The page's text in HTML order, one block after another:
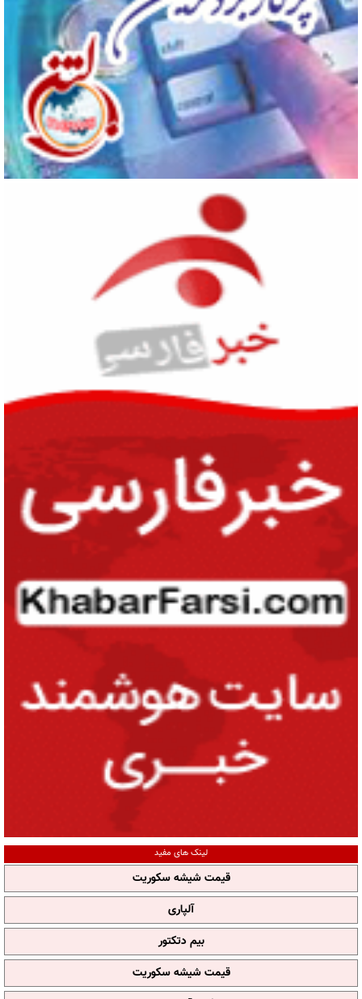
لینک های مفید
قیمت شیشه سکوریت
آلپاری
بیم دتکتور
قیمت شیشه سکوریت